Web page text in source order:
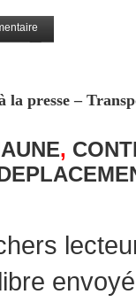
presse –
,